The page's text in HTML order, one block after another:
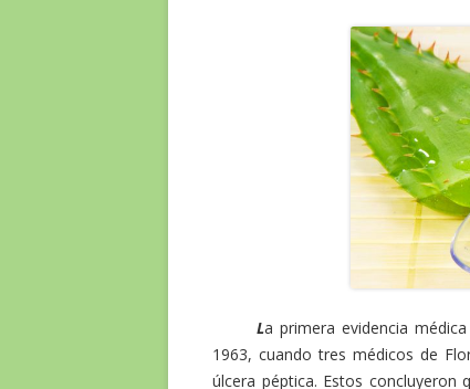
La primera evidencia
1963, cuando tres médicos de
úlcera péptica. Estos